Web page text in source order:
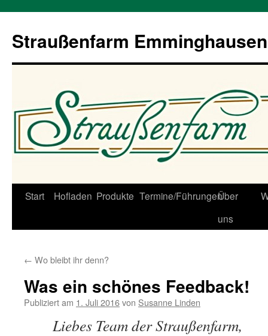
Straußenfarm Emminghausen
Zum
Start Hofladen Produkte Termine/FührungenÜber
uns
← Wo bleibt ihr denn?
Was ein schönes Feedback!
Publiziert am 1. Juli 2016von Susanne Linden
Liebes Team der Straußenfarm,